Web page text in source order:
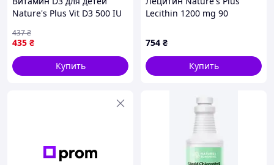
Nature's Plus Vit D3 500 IU
435 ₴
437₴
Купить
Lecithin 1200 mg 90
8A90T7T000
754 ₴
Купить